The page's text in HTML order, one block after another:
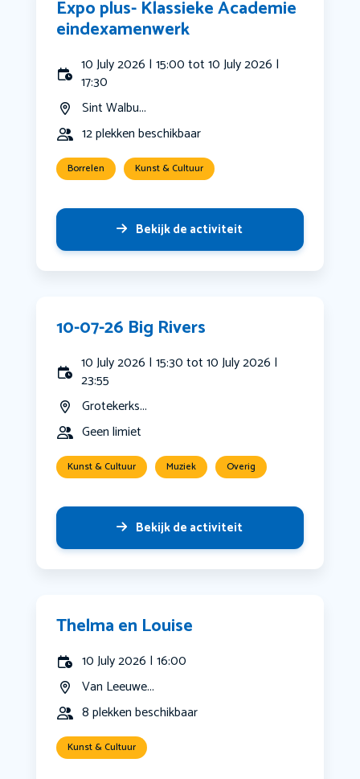
Expo plus- Klassieke Academie
eindexamenwerk
10 July 2026 | 15:00 tot 10 July 2026 |
17:30
Sint Walbu...
12 plekken beschikbaar
Borrelen Kunst & Cultuur
Bekijk de activiteit
10-07-26 Big Rivers
10 July 2026 | 15:30 tot 10 July 2026 |
23:55
Grotekerks...
Geen limiet
Kunst & Cultuur Muziek Overig
Bekijk de activiteit
Thelma en Louise
10 July 2026 | 16:00
Van Leeuwe...
8 plekken beschikbaar
Kunst & Cultuur